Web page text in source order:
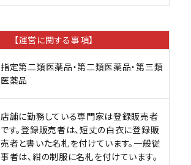
【運営に関する事項】
指定第二類医薬品・第二類医薬品・第三類
医薬品
店舗に勤務している専門家は登録販売者
です。登録販売者は、短丈の白衣に登録販
売者と書いた名札を付けています。一般従
事者は、紺の制服に名札を付けています。